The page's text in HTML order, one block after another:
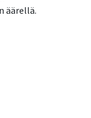
äärellä.